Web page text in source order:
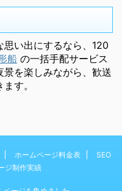
い出にするなら、120
船 の一括手配サービス
を楽しみながら、歓送
す。
ホームページ料金表
SEO
ジ制作実績